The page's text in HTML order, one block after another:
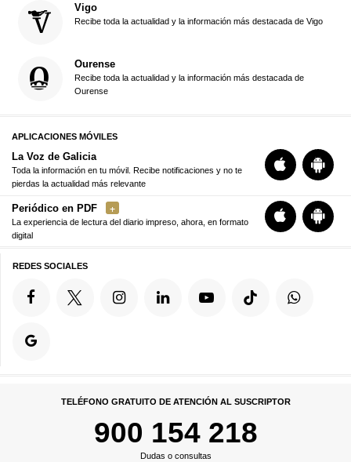
Vigo
Recibe toda la actualidad y la información más destacada de Vigo
Ourense
Recibe toda la actualidad y la información más destacada de
Ourense
APLICACIONES MÓVILES
La Voz de Galicia
Toda la información en tu móvil. Recibe notificaciones y no te
pierdas la actualidad más relevante
Periódico en PDF
La experiencia de lectura del diario impreso, ahora, en formato
digital
REDES SOCIALES
TELÉFONO GRATUITO DE ATENCIÓN AL SUSCRIPTOR
900 154 218
Dudas o consultas